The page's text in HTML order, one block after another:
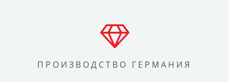
ПРОИЗВОДСТВО ГЕРМАНИЯ